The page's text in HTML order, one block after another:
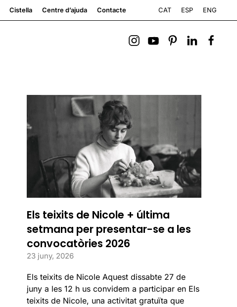
Cistella Centre d’ajuda Contacte CAT ESP ENG
Els teixits de Nicole + última
setmana per presentar-se a les
convocatòries 2026
23 juny, 2026
Els teixits de Nicole Aquest dissabte 27 de
juny a les 12 h us convidem a participar en Els
teixits de Nicole, una activitat gratuïta que